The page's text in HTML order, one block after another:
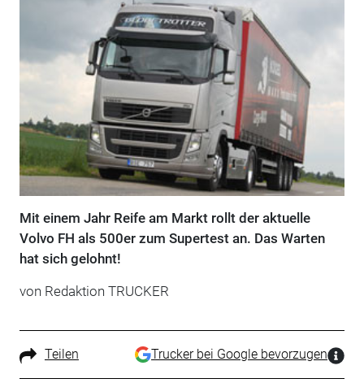
Mit einem Jahr Reife am Markt rollt der aktuelle
Volvo FH als 500er zum Super­test an. Das Warten
hat sich gelohnt!
von Redaktion TRUCKER
Teilen Trucker bei Google bevorzugen